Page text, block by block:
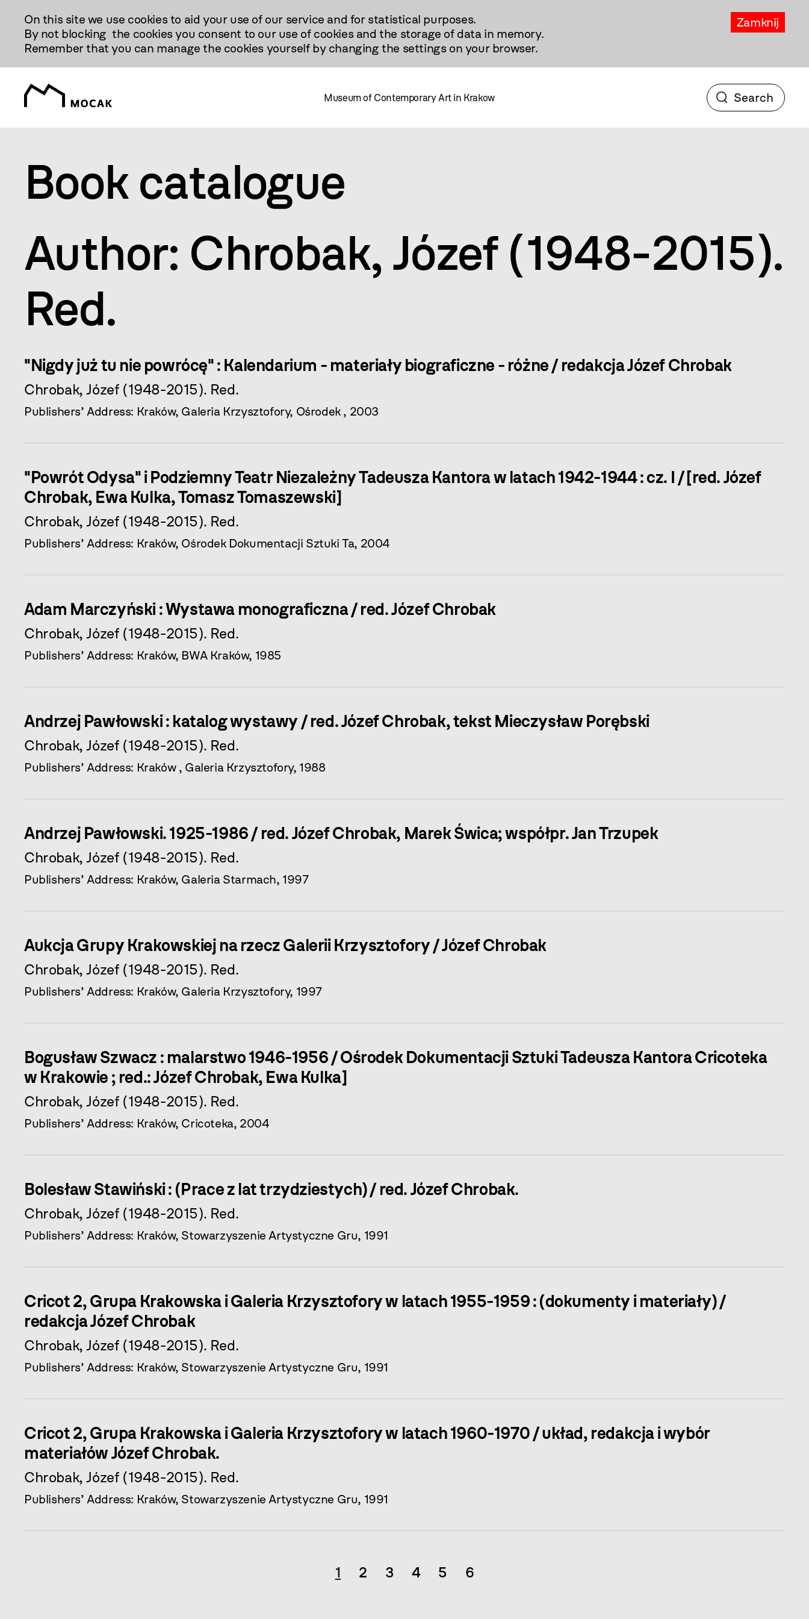
Treści
Zamknij
On this site we use cookies to aid your use of our service and for statistical purposes.
By not blocking the cookies you consent to our use of cookies and the storage of data in memory.
Remember that you can manage the cookies yourself by changing the settings on your browser.
Museum of Contemporary Art in Krakow
Book catalogue
Author: Chrobak, Józef (1948-2015).
Red.
"Nigdy już tu nie powrócę" : Kalendarium - materiały biograficzne - różne / redakcja Józef Chrobak
Chrobak, Józef (1948-2015). Red.
Publishers’ Address: Kraków, Galeria Krzysztofory, Ośrodek , 2003
"Powrót Odysa" i Podziemny Teatr Niezależny Tadeusza Kantora w latach 1942-1944 : cz. I / [red. Józef
Chrobak, Ewa Kulka, Tomasz Tomaszewski]
Chrobak, Józef (1948-2015). Red.
Publishers’ Address: Kraków, Ośrodek Dokumentacji Sztuki Ta, 2004
Adam Marczyński : Wystawa monograficzna / red. Józef Chrobak
Chrobak, Józef (1948-2015). Red.
Publishers’ Address: Kraków, BWA Kraków, 1985
Andrzej Pawłowski : katalog wystawy / red. Józef Chrobak, tekst Mieczysław Porębski
Chrobak, Józef (1948-2015). Red.
Publishers’ Address: Kraków , Galeria Krzysztofory, 1988
Andrzej Pawłowski. 1925-1986 / red. Józef Chrobak, Marek Świca; współpr. Jan Trzupek
Chrobak, Józef (1948-2015). Red.
Publishers’ Address: Kraków, Galeria Starmach, 1997
Aukcja Grupy Krakowskiej na rzecz Galerii Krzysztofory / Józef Chrobak
Chrobak, Józef (1948-2015). Red.
Publishers’ Address: Kraków, Galeria Krzysztofory, 1997
Bogusław Szwacz : malarstwo 1946-1956 / Ośrodek Dokumentacji Sztuki Tadeusza Kantora Cricoteka
w Krakowie ; red.: Józef Chrobak, Ewa Kulka]
Chrobak, Józef (1948-2015). Red.
Publishers’ Address: Kraków, Cricoteka, 2004
Bolesław Stawiński : (Prace z lat trzydziestych) / red. Józef Chrobak.
Chrobak, Józef (1948-2015). Red.
Publishers’ Address: Kraków, Stowarzyszenie Artystyczne Gru, 1991
Cricot 2, Grupa Krakowska i Galeria Krzysztofory w latach 1955-1959 : (dokumenty i materiały) /
redakcja Józef Chrobak
Chrobak, Józef (1948-2015). Red.
Publishers’ Address: Kraków, Stowarzyszenie Artystyczne Gru, 1991
Cricot 2, Grupa Krakowska i Galeria Krzysztofory w latach 1960-1970 / układ, redakcja i wybór
materiałów Józef Chrobak.
Chrobak, Józef (1948-2015). Red.
Publishers’ Address: Kraków, Stowarzyszenie Artystyczne Gru, 1991
1 2 3 4 5 6